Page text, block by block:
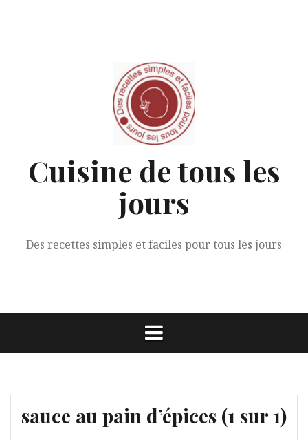
Cuisine de tous les
jours
Des recettes simples et faciles pour tous les jours
sauce au pain d’épices (1 sur 1)